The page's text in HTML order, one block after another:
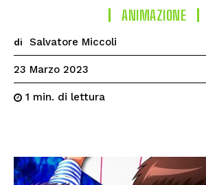
ANIMAZIONE
di Salvatore Miccoli
23 Marzo 2023
1 min. di lettura